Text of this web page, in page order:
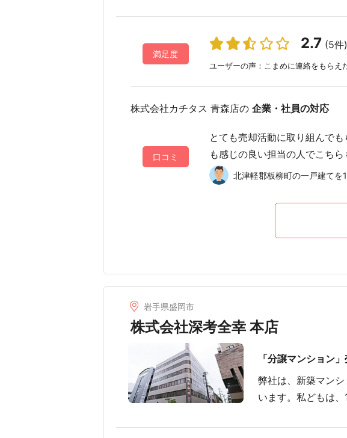
満足度
2.7 (5件)
ユーザーの声：こまめに連絡をもら
株式会社カチタス 青森店の 企業・社員の対応
口コミ
とても売却活動に取り組んで
も感じの良い担当の人でこち
北津軽郡板柳町の一戸建て
岩手県盛岡市
株式会社深考全幸 本店
「分譲マンション
弊社は、新築マン
います。私どもは